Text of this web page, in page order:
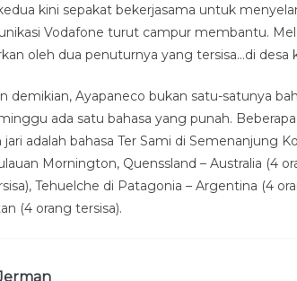
kini sepakat bekerjasama untuk
Vodafone turut campur membantu.
oleh dua penuturnya yang tersisa…di desa
demikian, Ayapaneco bukan satu-satunya
ada satu bahasa yang punah.
adalah bahasa Ter Sami di Semenanjung
Mornington, Quenssland – Australia (4
Tehuelche di Patagonia – Argentina (4
(4 orang tersisa).